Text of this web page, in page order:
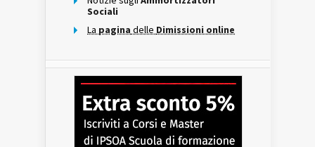
Sociali
La pagina delle Dimissioni online